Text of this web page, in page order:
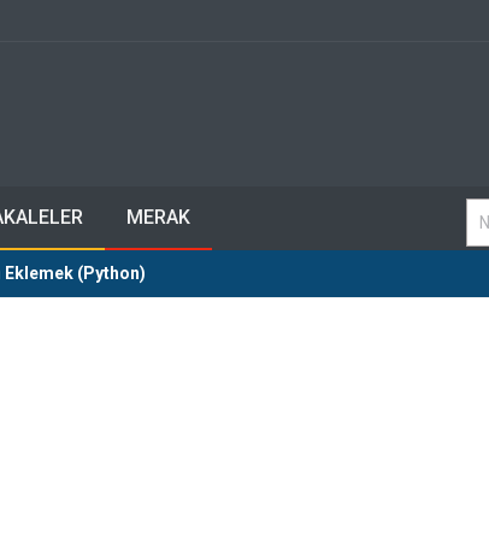
MERAK
(Python)